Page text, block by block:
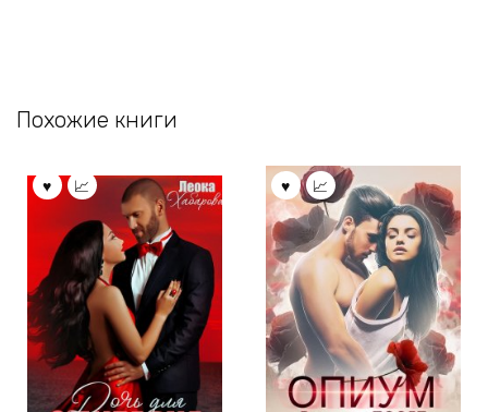
Похожие книги